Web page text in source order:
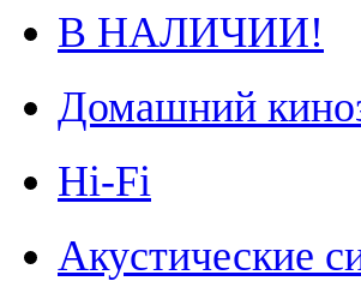
В НАЛИЧИИ!
Домашний
Hi-Fi
Акустические